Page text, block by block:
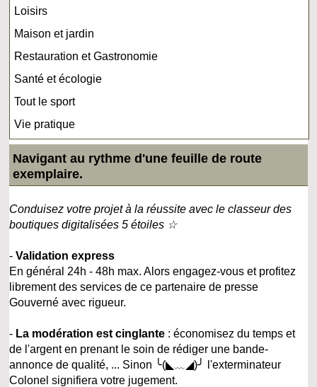
Loisirs
Maison et jardin
Restauration et Gastronomie
Santé et écologie
Tout le sport
Vie pratique
Navigant au rythme d'une feuille de route
exemplaire.
Conduisez votre projet à la réussite avec le classeur des
boutiques digitalisées 5 étoiles ☆
-Validation express
En général 24h - 48h max. Alors engagez-vous et profitez
librement des services de ce partenaire de presse
Gouverné avec rigueur.
- La modération est cinglante : économisez du temps et
de l'argent en prenant le soin de rédiger une bande-
annonce de qualité, ... Sinon ╰(◣﹏◢)╯ l'exterminateur
Colonel signifiera votre jugement.